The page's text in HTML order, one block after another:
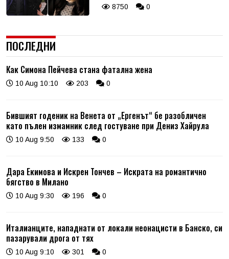
8750 0
ПОСЛЕДНИ
Как Симона Пейчева стана фатална жена
10 Aug 10:10 203 0
Бившият годеник на Венета от „Ергенът“ бе разобличен
като пълен измамник след гостуване при Дениз Хайрула
10 Aug 9:50 133 0
Дара Екимова и Искрен Тончев – Искрата на романтично
бягство в Милано
10 Aug 9:30 196 0
Италианците, нападнати от локали неонацисти в Банско, си
пазарували дрога от тях
10 Aug 9:10 301 0